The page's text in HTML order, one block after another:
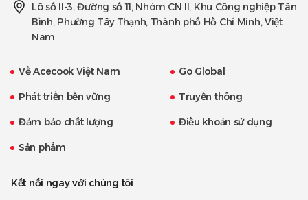
Lô số II-3, Đường số 11, Nhóm CN II, Khu Công nghiệp Tân
Bình, Phường Tây Thạnh, Thành phố Hồ Chí Minh, Việt
Nam
Về Acecook Việt Nam Go Global
Phát triển bền vững Truyền thông
Đảm bảo chất lượng Điều khoản sử dụng
Sản phẩm
Kết nối ngay với chúng tôi